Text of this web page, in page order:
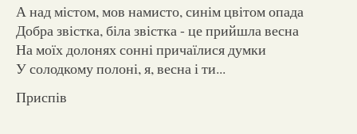
А над містом, мов намисто, синім цвітом опада
Добра звістка, біла звістка - це прийшла весна
На моїх долонях сонні причаїлися думки
У солодкому полоні, я, весна і ти...
Приспів